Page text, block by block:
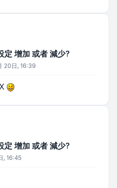
定 增加 或者 減少?
20日, 16:39
定 增加 或者 減少?
, 16:45